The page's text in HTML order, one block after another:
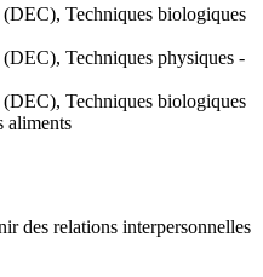
Techniques biologiques
Techniques physiques -
Techniques biologiques
aliments
des relations interpersonnelles